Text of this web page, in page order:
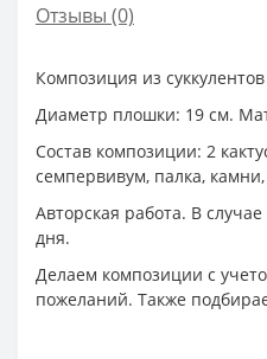
Отзывы (0)
Композиция из
Диаметр плошки: 19 см.
Состав композиции: 2
семпервивум, палка,
Авторская работа. В
дня.
Делаем композиции с
пожеланий. Также